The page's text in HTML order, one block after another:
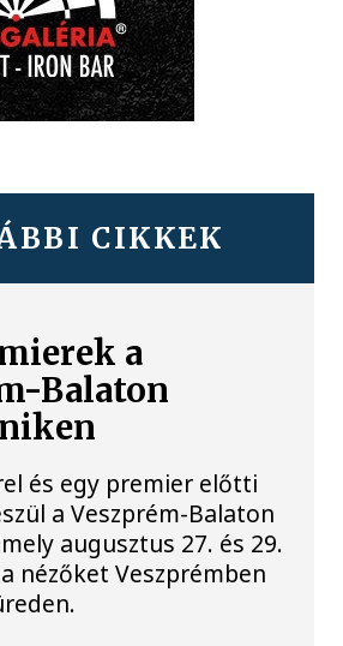
CIKKEK
a
Balaton
és egy premier előtti
a Veszprém-Balaton
augusztus 27. és 29.
nézőket Veszprémben